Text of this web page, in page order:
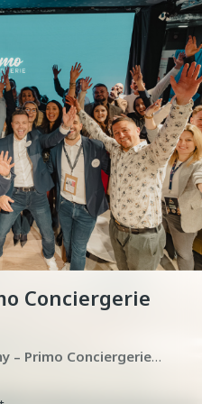
Conciergerie
– Primo Conciergerie
Licence de Marque